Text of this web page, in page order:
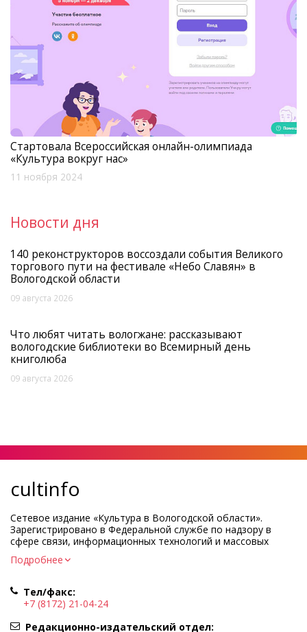
Стартовала Всероссийская онлайн-олимпиада
«Культура вокруг нас»
11 ноября 2024
Новости дня
140 реконструкторов воссоздали события Великого
торгового пути на фестивале «Небо Славян» в
Вологодской области
09 августа 2026
Что любят читать вологжане: рассказывают
вологодские библиотеки во Всемирный день
книголюба
09 августа 2026
cultinfo
Сетевое издание «Культура в Вологодской области».
Зарегистрировано в Федеральной службе по надзору в
сфере связи, информационных технологий и массовых
коммуникаций.
Регистрационный номер и дата принятия решения о
Учредитель КУ ВО «Информационно-аналитический центр
культуры»
Адрес учредителя и редакции: 160000, Вологодская обл., г.
Подробнее
Тел/факс:
+7 (8172) 21-04-24
Редакционно-издательский отдел: